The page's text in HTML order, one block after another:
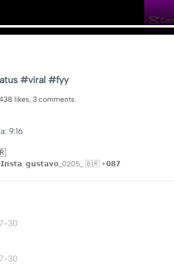
#viral #fyy
likes, 3 comments.
9:16
𝗜𝗻𝘀𝘁𝗮: 𝗴𝘂𝘀𝘁𝗮𝘃𝗼_0205_ 🇧🇷 +𝟬𝟴𝟳
30
30